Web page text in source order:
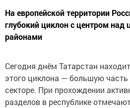
На европейской территории
глубокий циклон с центром над
районами
Сегодня днём Татарстан
этого циклона — большую часть
секторе. При прохождении
разделов в республике